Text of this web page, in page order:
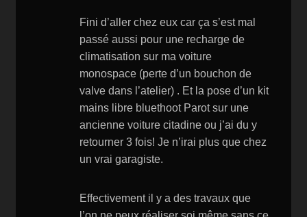
Fini d’aller chez eux car ça s’est mal
passé aussi pour une recharge de
climatisation sur ma voiture
monospace (perte d’un bouchon de
valve dans l’atelier) . Et la pose d’un kit
mains libre bluethoot Parot sur une
ancienne voiture citadine ou j’ai du y
retourner 3 fois! Je n’irai plus que chez
un vrai garagiste.
Effectivement il y a des travaux que